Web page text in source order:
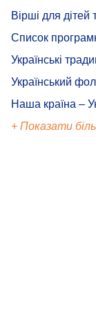
Вірші для
Список
Українські
Український
Наша країна –
+ Показати